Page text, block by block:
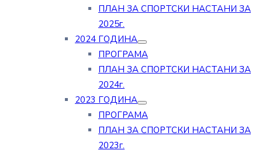
ПЛАН ЗА СПОРТСКИ НАСТАНИ ЗА
2025г.
2024 ГОДИНА
ПРОГРАМА
ПЛАН ЗА СПОРТСКИ НАСТАНИ ЗА
2024г.
2023 ГОДИНА
ПРОГРАМА
ПЛАН ЗА СПОРТСКИ НАСТАНИ ЗА
2023г.